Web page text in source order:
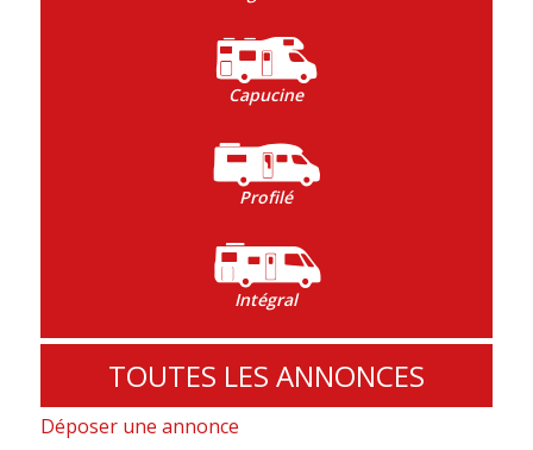
Capucine
Profilé
Intégral
TOUTES LES ANNONCES
Déposer une annonce